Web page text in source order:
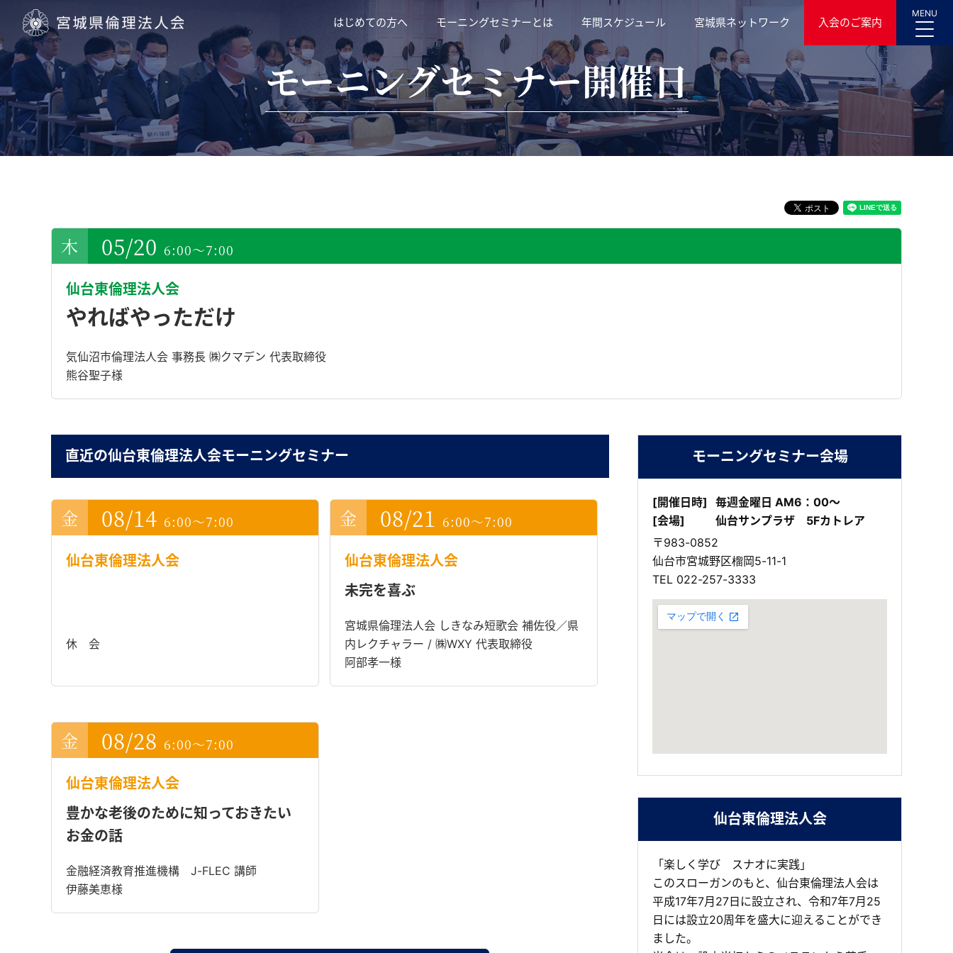
宮城県倫理法人会
はじめての方へ モーニングセミナーとは 年間スケジュール 宮城県ネットワーク 入会のご案内
MENU
モーニングセミナー開催日
05/20 6:00～7:00
仙台東倫理法人会
やればやっただけ
気仙沼市倫理法人会 事務長 ㈱クマデン 代表取締役
熊谷聖子様
直近の仙台東倫理法人会モーニングセミナー
08/14 6:00～7:00
仙台東倫理法人会
休 会
08/216:00～7:00
仙台東倫理法人会
未完を喜ぶ
宮城県倫理法人会 しきなみ短歌会 補佐役／県
内レクチャラー / ㈱WXY 代表取締役
阿部孝一様
08/28 6:00～7:00
仙台東倫理法人会
豊かな老後のために知っておきたい
お金の話
金融経済教育推進機構 J-FLEC 講師
伊藤美恵様
モーニングセミナー会場
[開催日時]
毎週金曜日 AM6：00～
[会場]
仙台サンプラザ 5Fカトレア
〒983-0852
仙台市宮城野区榴岡5-11-1
TEL 022-257-3333
仙台東倫理法人会
「楽しく学び スナオに実践」
このスローガンのもと、仙台東倫理法人会は
平成17年7月27日に設立され、令和7年7月25
日には設立20周年を盛大に迎えることができ
ました。